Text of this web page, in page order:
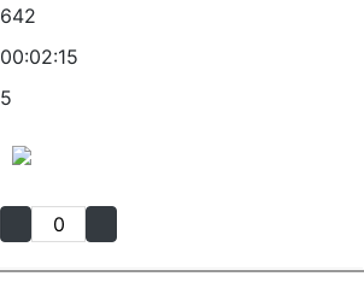
642
00:02:15
5